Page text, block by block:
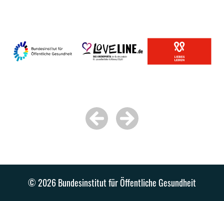
© 2026 Bundesinstitut für Öffentliche Gesundheit